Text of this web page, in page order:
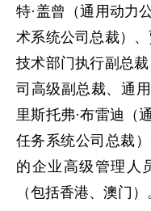
特·盖曾（通用动力
术系统公司总裁）
技术部门执行副总
司高级副总裁、通
里斯托弗·布雷迪（
任务系统公司总裁
的企业高级管理人
（包括香港、澳门）